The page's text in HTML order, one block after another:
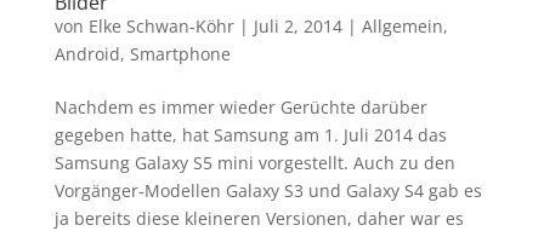
von Elke Schwan-Köhr| Juli 2, 2014| Allgemein,
Android, Smartphone
Nachdem es immer wieder Gerüchte darüber
gegeben hatte, hat Samsung am 1. Juli 2014 das
Samsung Galaxy S5 mini vorgestellt. Auch zu den
Vorgänger-Modellen Galaxy S3 und Galaxy S4 gab es
ja bereits diese kleineren Versionen, daher war es